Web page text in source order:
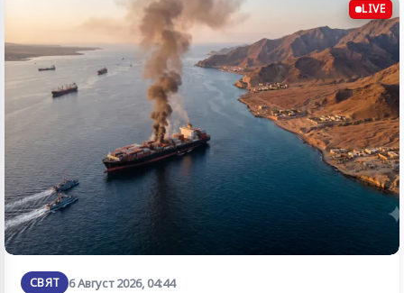
LIVE
СВЯТ 6 Август 2026, 04:44